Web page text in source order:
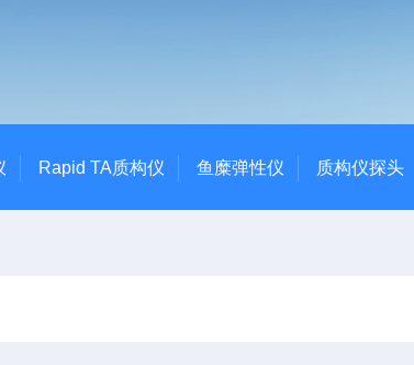
Rapid TA质构仪 鱼糜弹性仪 质构仪探头